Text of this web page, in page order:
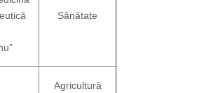
Sănătate
Agricultură